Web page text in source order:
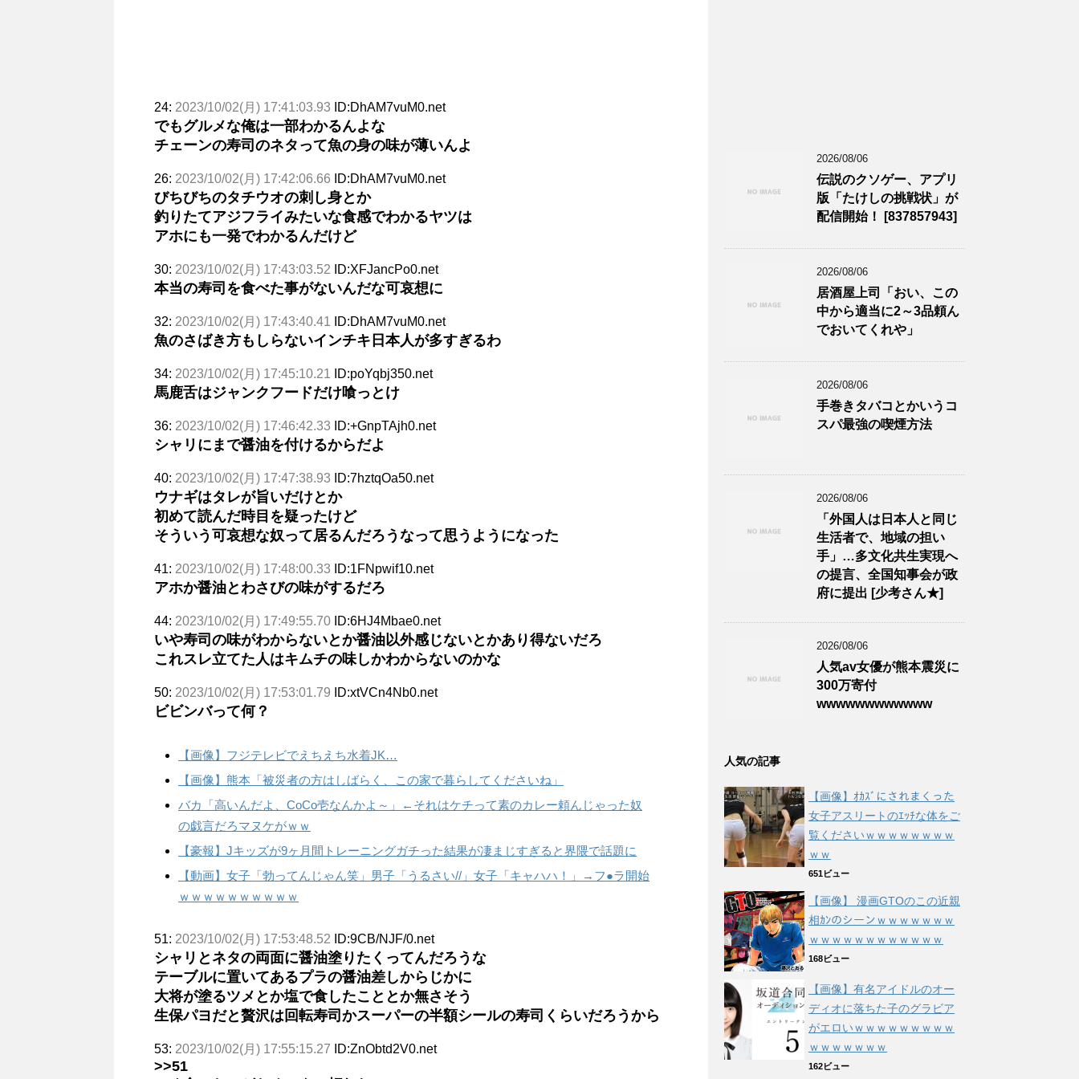
24: 2023/10/02(月) 17:41:03.93 ID:DhAM7vuM0.net
でもグルメな俺は一部わかるんよな
チェーンの寿司のネタって魚の身の味が薄いんよ
26: 2023/10/02(月) 17:42:06.66 ID:DhAM7vuM0.net
びちびちのタチウオの刺し身とか
釣りたてアジフライみたいな食感でわかるヤツは
アホにも一発でわかるんだけど
30: 2023/10/02(月) 17:43:03.52 ID:XFJancPo0.net
本当の寿司を食べた事がないんだな可哀想に
32: 2023/10/02(月) 17:43:40.41 ID:DhAM7vuM0.net
魚のさばき方もしらないインチキ日本人が多すぎるわ
34: 2023/10/02(月) 17:45:10.21 ID:poYqbj350.net
馬鹿舌はジャンクフードだけ喰っとけ
36: 2023/10/02(月) 17:46:42.33 ID:+GnpTAjh0.net
シャリにまで醤油を付けるからだよ
40: 2023/10/02(月) 17:47:38.93 ID:7hztqOa50.net
ウナギはタレが旨いだけとか
初めて読んだ時目を疑ったけど
そういう可哀想な奴って居るんだろうなって思うようになった
41: 2023/10/02(月) 17:48:00.33 ID:1FNpwif10.net
アホか醤油とわさびの味がするだろ
44: 2023/10/02(月) 17:49:55.70 ID:6HJ4Mbae0.net
いや寿司の味がわからないとか醤油以外感じないとかあり得ないだろ
これスレ立てた人はキムチの味しかわからないのかな
50: 2023/10/02(月) 17:53:01.79 ID:xtVCn4Nb0.net
ビビンバって何？
【画像】フジテレビでえちえち水着JK…
【画像】熊本「被災者の方はしばらく、この家で暮らしてくださいね」
バカ「高いんだよ、CoCo壱なんかよ～」←それはケチって素のカレー頼んじゃった奴
の戯言だろマヌケがｗｗ
【豪報】Jキッズが9ヶ月間トレーニングガチった結果が凄まじすぎると界隈で話題に
【動画】女子「勃ってんじゃん笑」男子「うるさい//」女子「キャハハ！」→フ●ラ開始
ｗｗｗｗｗｗｗｗｗｗ
51: 2023/10/02(月) 17:53:48.52 ID:9CB/NJF/0.net
シャリとネタの両面に醤油塗りたくってんだろうな
テーブルに置いてあるプラの醤油差しからじかに
大将が塗るツメとか塩で食したこととか無さそう
生保パヨだと贅沢は回転寿司かスーパーの半額シールの寿司くらいだろうから
53: 2023/10/02(月) 17:55:15.27 ID:ZnObtd2V0.net
>>51
2026/08/06
伝説のクソゲー、アプリ
版「たけしの挑戦状」が
配信開始！ [837857943]
2026/08/06
居酒屋上司「おい、この
中から適当に2～3品頼ん
でおいてくれや」
2026/08/06
手巻きタバコとかいうコ
スパ最強の喫煙方法
2026/08/06
「外国人は日本人と同じ
生活者で、地域の担い
手」…多文化共生実現へ
の提言、全国知事会が政
府に提出 [少考さん★]
2026/08/06
人気av女優が熊本震災に
300万寄付
wwwwwwwwwwww
人気の記事
【画像】ｵｶｽﾞにされまくった
女子アスリートのｴｯﾁな体をご
覧くださいｗｗｗｗｗｗｗｗ
ｗｗ
651ビュー
【画像】 漫画GTOのこの近親
相ｶﾝのシーンｗｗｗｗｗｗｗ
ｗｗｗｗｗｗｗｗｗｗｗｗ
168ビュー
【画像】有名アイドルのオー
ディオに落ちた子のグラビア
がエロいｗｗｗｗｗｗｗｗｗ
ｗｗｗｗｗｗｗ
162ビュー